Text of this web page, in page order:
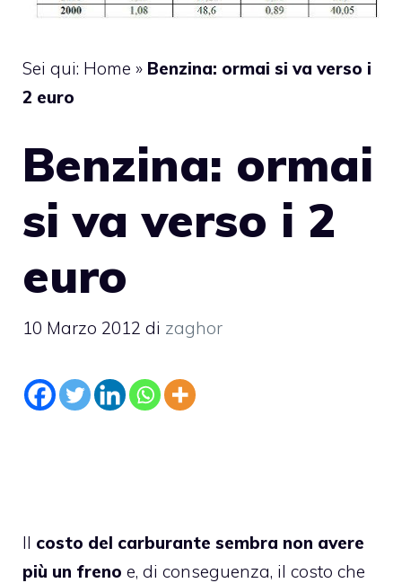
Sei qui: Home » Benzina: ormai si va verso i
2 euro
Benzina: ormai
si va verso i 2
euro
10 Marzo 2012 di zaghor
Il costo del carburante sembra non avere
più un freno e, di conseguenza, il costo che